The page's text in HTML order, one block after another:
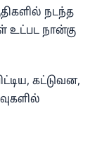
நடந்த
உட்பட நான்கு
கட்டுவன,